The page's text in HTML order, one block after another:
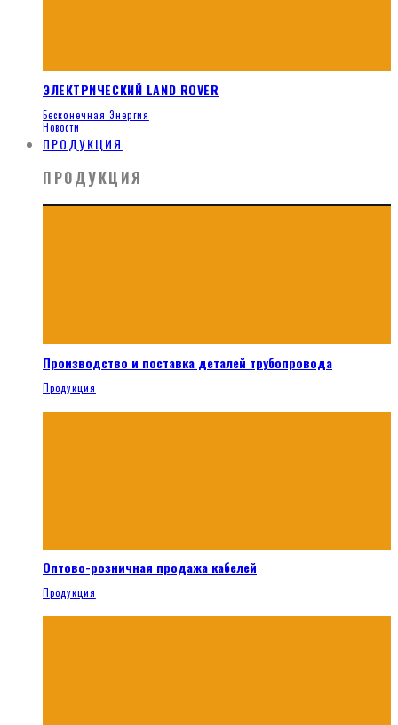
ЭЛЕКТРИЧЕСКИЙ LAND ROVER
Бесконечная Энергия
Новости
ПРОДУКЦИЯ
ПРОДУКЦИЯ
Производство и поставка деталей трубопровода
Продукция
Оптово-розничная продажа кабелей
Продукция